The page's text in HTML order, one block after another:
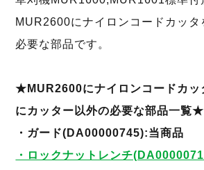
MUR2600にナイロンコードカッタ
必要な部品です。
★MUR2600にナイロンコードカッ
にカッター以外の必要な部品一覧★
・ガード(DA00000745):当商品
・ロックナットレンチ